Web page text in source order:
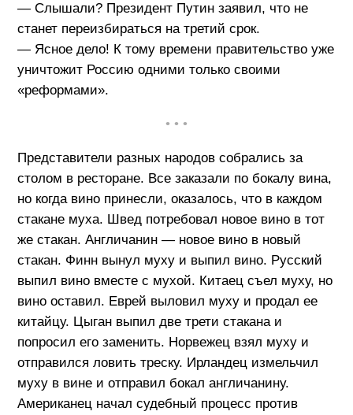
— Слышали? Президент Путин заявил, что не
станет переизбираться на третий срок.
— Ясное дело! К тому времени правительство уже
уничтожит Россию одними только своими
«реформами».
• • •
Представители разных народов собрались за
столом в ресторане. Все заказали по бокалу вина,
но когда вино принесли, оказалось, что в каждом
стакане муха. Швед потребовал новое вино в тот
же стакан. Англичанин — новое вино в новый
стакан. Финн вынул муху и выпил вино. Русский
выпил вино вместе с мухой. Китаец съел муху, но
вино оставил. Еврей выловил муху и продал ее
китайцу. Цыган выпил две трети стакана и
попросил его заменить. Норвежец взял муху и
отправился ловить треску. Ирландец измельчил
муху в вине и отправил бокал англичанину.
Американец начал судебный процесс против